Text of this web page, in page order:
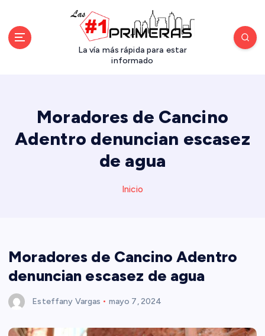
La vía más rápida para estar
informado
Moradores de Cancino
Adentro denuncian escasez
de agua
Inicio
Moradores de Cancino Adentro
denuncian escasez de agua
Esteffany Vargas mayo 7, 2024